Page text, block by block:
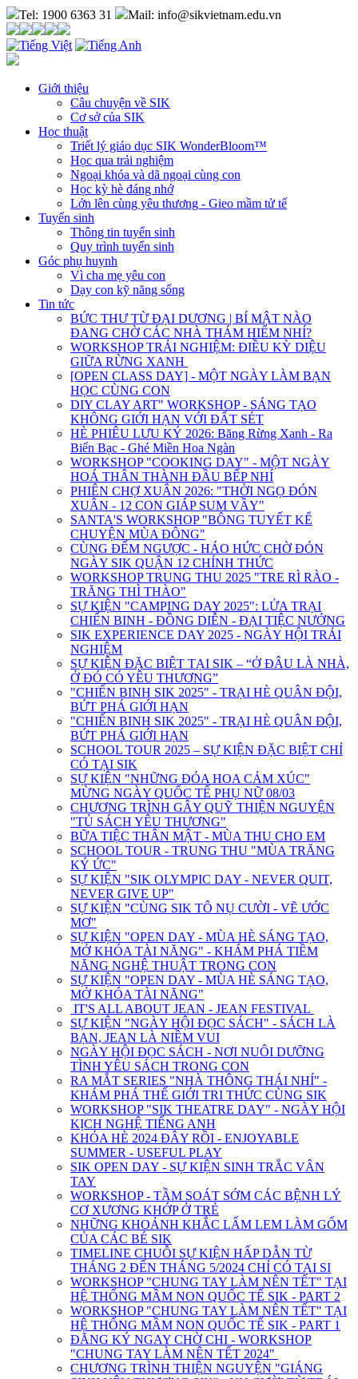
Tel: 1900 6363 31 Mail: info@sikvietnam.edu.vn
Giới thiệu
Câu chuyện về SIK
Cơ sở của SIK
Học thuật
Triết lý giáo dục SIK WonderBloom™
Học qua trải nghiệm
Ngoại khóa và dã ngoại cùng con
Học kỳ hè đáng nhớ
Lớn lên cùng yêu thương - Gieo mầm tử tế
Tuyển sinh
Thông tin tuyển sinh
Quy trình tuyển sinh
Góc phụ huynh
Vì cha mẹ yêu con
Dạy con kỹ năng sống
Tin tức
BỨC THƯ TỪ ĐẠI DƯƠNG | BÍ MẬT NÀO
ĐANG CHỜ CÁC NHÀ THÁM HIỂM NHÍ?
WORKSHOP TRẢI NGHIỆM: ĐIỀU KỲ DIỆU
GIỮA RỪNG XANH
[OPEN CLASS DAY] - MỘT NGÀY LÀM BẠN
HỌC CÙNG CON
DIY CLAY ART" WORKSHOP - SÁNG TẠO
KHÔNG GIỚI HẠN VỚI ĐẤT SÉT
HÈ PHIÊU LƯU KÝ 2026: Băng Rừng Xanh - Ra
Biển Bạc - Ghé Miền Hoa Ngàn
WORKSHOP "COOKING DAY" - MỘT NGÀY
HOÁ THÂN THÀNH ĐẦU BẾP NHÍ
PHIÊN CHỢ XUÂN 2026: "THỜI NGỌ ĐÓN
XUÂN - 12 CON GIÁP SUM VẦY"
SANTA'S WORKSHOP "BÔNG TUYẾT KỂ
CHUYỆN MÙA ĐÔNG"
CÙNG ĐẾM NGƯỢC - HÁO HỨC CHỜ ĐÓN
NGÀY SIK QUẬN 12 CHÍNH THỨC
WORKSHOP TRUNG THU 2025 "TRE RÌ RÀO -
TRĂNG THÌ THÀO"
SỰ KIỆN "CAMPING DAY 2025": LỬA TRẠI
CHIẾN BINH - ĐỒNG DIỄN - ĐẠI TIỆC NƯỚNG
SIK EXPERIENCE DAY 2025 - NGÀY HỘI TRẢI
NGHIỆM
SỰ KIỆN ĐẶC BIỆT TẠI SIK – “Ở ĐÂU LÀ NHÀ,
Ở ĐÓ CÓ YÊU THƯƠNG”
"CHIẾN BINH SIK 2025" - TRẠI HÈ QUÂN ĐỘI,
BỨT PHÁ GIỚI HẠN
"CHIẾN BINH SIK 2025" - TRẠI HÈ QUÂN ĐỘI,
BỨT PHÁ GIỚI HẠN
SCHOOL TOUR 2025 – SỰ KIỆN ĐẶC BIỆT CHỈ
CÓ TẠI SIK
SỰ KIỆN "NHỮNG ĐÓA HOA CẢM XÚC"
MỪNG NGÀY QUỐC TẾ PHỤ NỮ 08/03
CHƯƠNG TRÌNH GÂY QUỸ THIỆN NGUYỆN
"TỦ SÁCH YÊU THƯƠNG"
BỮA TIỆC THÂN MẬT - MÙA THU CHO EM
SCHOOL TOUR - TRUNG THU "MÙA TRĂNG
KÝ ỨC"
SỰ KIỆN "SIK OLYMPIC DAY - NEVER QUIT,
NEVER GIVE UP"
SỰ KIỆN "CÙNG SIK TÔ NỤ CƯỜI - VẼ ƯỚC
MƠ"
SỰ KIỆN "OPEN DAY - MÙA HÈ SÁNG TẠO,
MỞ KHÓA TÀI NĂNG" - KHÁM PHÁ TIỀM
NĂNG NGHỆ THUẬT TRONG CON
SỰ KIỆN "OPEN DAY - MÙA HÈ SÁNG TẠO,
MỞ KHÓA TÀI NĂNG"
IT'S ALL ABOUT JEAN - JEAN FESTIVAL
SỰ KIỆN "NGÀY HỘI ĐỌC SÁCH" - SÁCH LÀ
BẠN, JEAN LÀ NIỀM VUI
NGÀY HỘI ĐỌC SÁCH - NƠI NUÔI DƯỠNG
TÌNH YÊU SÁCH TRONG CON
RA MẮT SERIES "NHÀ THÔNG THÁI NHÍ" -
KHÁM PHÁ THẾ GIỚI TRI THỨC CÙNG SIK
WORKSHOP "SIK THEATRE DAY" - NGÀY HỘI
KỊCH NGHỆ TIẾNG ANH
KHÓA HÈ 2024 ĐÂY RỒI - ENJOYABLE
SUMMER - USEFUL PLAY
SIK OPEN DAY - SỰ KIỆN SINH TRẮC VÂN
TAY
WORKSHOP - TẦM SOÁT SỚM CÁC BỆNH LÝ
CƠ XƯƠNG KHỚP Ở TRẺ
NHỮNG KHOẢNH KHẮC LẤM LEM LÀM GỐM
CỦA CÁC BÉ SIK
TIMELINE CHUỖI SỰ KIỆN HẤP DẪN TỪ
THÁNG 2 ĐẾN THÁNG 5/2024 CHỈ CÓ TẠI SI
WORKSHOP "CHUNG TAY LÀM NÊN TẾT" TẠI
HỆ THỐNG MẦM NON QUỐC TẾ SIK - PART 2
WORKSHOP "CHUNG TAY LÀM NÊN TẾT" TẠI
HỆ THỐNG MẦM NON QUỐC TẾ SIK - PART 1
ĐĂNG KÝ NGAY CHỜ CHI - WORKSHOP
"CHUNG TAY LÀM NÊN TẾT 2024"
CHƯƠNG TRÌNH THIỆN NGUYỆN "GIÁNG